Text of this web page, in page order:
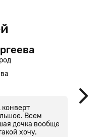
Всем
дочка вообще
хочу.